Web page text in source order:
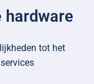
hardware
tot het